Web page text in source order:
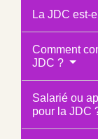
La JDC est-
Comment
JDC ?
Salarié ou
pour la JDC